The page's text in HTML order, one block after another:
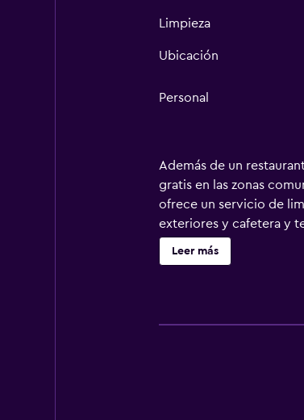
Limpieza
Ubicación
Personal
Además de un
gratis en las zonas
ofrece un servicio de
exteriores y cafetera y
con canales digitales.
nuestro acceso a
Leer más